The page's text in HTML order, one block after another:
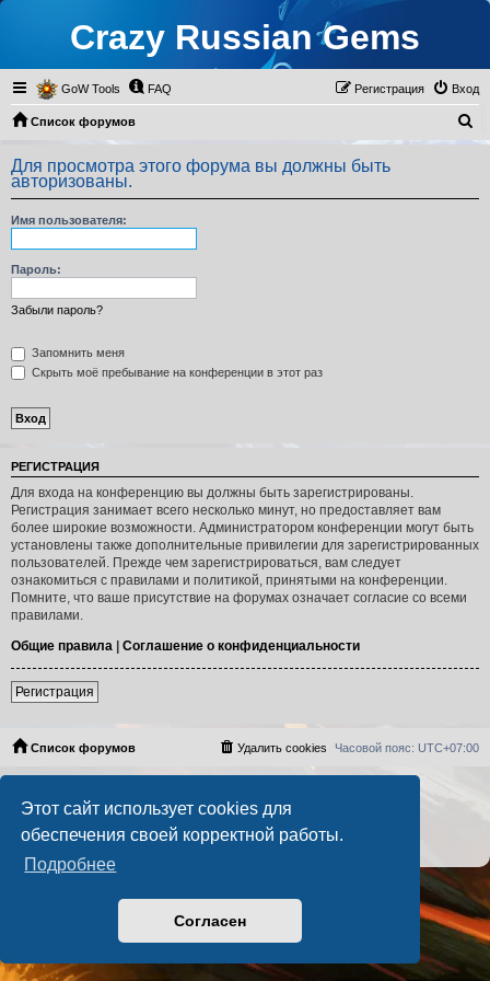
Этот сайт использует cookies для
обеспечения своей корректной работы.
Подробнее
Согласен
Crazy Russian Gems
GoW Tools FAQ Вход
Регистрация
Список форумов
о
с
Для просмотра этого форума вы должны быть
авторизованы.
Имя пользователя:
Пароль:
Забыли пароль?
Запомнить меня
Скрыть моё пребывание на конференции в этот раз
РЕГИСТРАЦИЯ
Для входа на конференцию вы должны быть зарегистрированы.
Регистрация занимает всего несколько минут, но предоставляет вам
более широкие возможности. Администратором конференции могут быть
установлены также дополнительные привилегии для зарегистрированных
пользователей. Прежде чем зарегистрироваться, вам следует
ознакомиться с правилами и политикой, принятыми на конференции.
Помните, что ваше присутствие на форумах означает согласие со всеми
правилами.
Общие правила | Соглашение о конфиденциальности
Регистрация
Список форумов Часовой пояс: UTC+07:00
Удалить cookies
Русская поддержка phpBB
PS4 Pro style ©Jester
Конфиденциальность
|